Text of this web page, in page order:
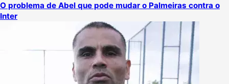
O problema de Abel que pode mudar o Palmeiras contra o
Inter